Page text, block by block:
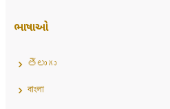
ભાષાઓ
తెలుగు
বাংলা